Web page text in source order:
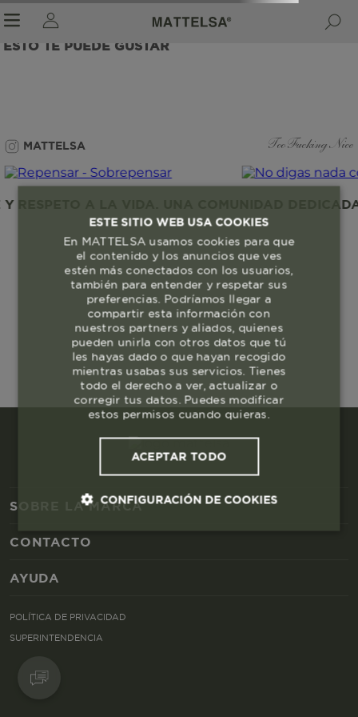
ESTO TE PUEDE GUSTAR
MATTELSA Too Fucking Nice
A LA VIDA. UNA COMUNIDAD
SOBRE LA MARCA
CONTACTO
AYUDA
POLÍTICA DE PRIVACIDAD
SUPERINTENDENCIA
ESTE SITIO WEB USA COOKIES
En MATTELSA usamos cookies para que
el contenido y los anuncios que ves
estén más conectados con los usuarios,
también para entender y respetar sus
preferencias. Podríamos llegar a
compartir esta información con
nuestros partners y aliados, quienes
pueden unirla con otros datos que tú
les hayas dado o que hayan recogido
mientras usabas sus servicios. Tienes
todo el derecho a ver, actualizar o
corregir tus datos. Puedes modificar
estos permisos cuando quieras.
ACEPTAR TODO
CONFIGURACIÓN DE COOKIES